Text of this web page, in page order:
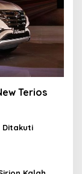
Terios
Ditakuti